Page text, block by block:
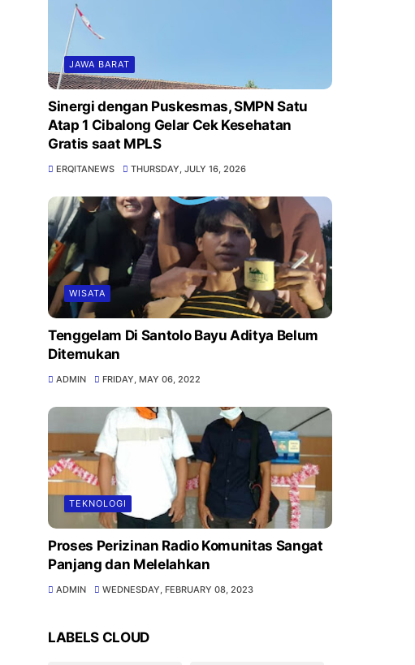
JAWA BARAT
Sinergi dengan Puskesmas, SMPN Satu
Atap 1 Cibalong Gelar Cek Kesehatan
Gratis saat MPLS
ERQITANEWS THURSDAY, JULY 16, 2026
WISATA
Tenggelam Di Santolo Bayu Aditya Belum
Ditemukan
ADMIN FRIDAY, MAY 06, 2022
TEKNOLOGI
Proses Perizinan Radio Komunitas Sangat
Panjang dan Melelahkan
ADMIN WEDNESDAY, FEBRUARY 08, 2023
LABELS CLOUD